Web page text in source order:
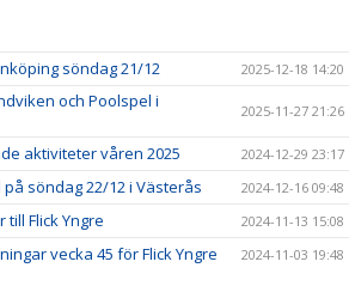
söndag 21/12 2025-12-18 14:20
och Poolspel i
2025-11-27 21:26
aktiviteter våren 2025 2024-12-29 23:17
söndag 22/12 i Västerås 2024-12-16 09:48
Flick Yngre 2024-11-13 15:08
vecka 45 för Flick Yngre 2024-11-03 19:48